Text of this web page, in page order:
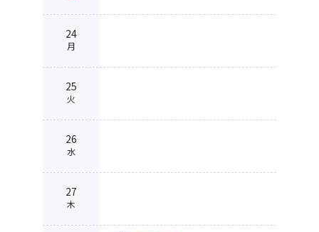
24
月
25
火
26
水
27
木